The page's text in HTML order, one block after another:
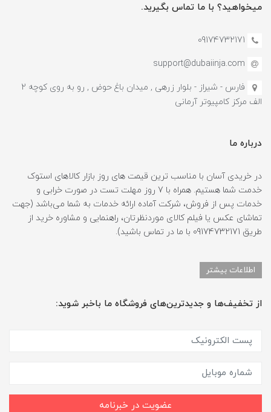
میخواهید؟ با ما تماس بگیرید.
09174732171
support@dubaiinja.com
فارس - شیراز - بلوار زرهی , میدان باغ حوض , رو به روی کوچه 2
الف مرکز کامپیوتر آرمانی
درباره ما
در خریدی آسان با مناسب ترین قیمت های روز بازار کالاهای استوک
خدمت شما هستیم. همراه با 7 روز مهلت تست در صورت خرابی و
خدمات پس از فروش، شرکت آماده ارائه خدمات به شما می‌باشد (جهت
تماشای عکس یا فیلم کالای موردنظرتان، راهنمایی و مشاوره خرید از
طریق 09174732171 با ما در تماس باشید).
اطلاعات بیشتر
از تخفیف‌ها و جدیدترین‌های فروشگاه ما باخبر شوید:
عضویت در خبرنامه